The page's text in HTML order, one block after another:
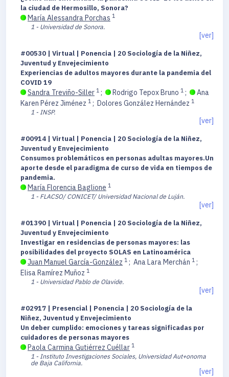
la ciudad de Hermosillo, Sonora?
María Alessandra Porchas 1
1 - Universidad de Sonora.
[ver]
#00530 | Virtual | Ponencia | 20 Sociología de la Niñez,
Juventud y Envejecimiento
Experiencias de adultos mayores durante la pandemia del
COVID 19
Sandra Treviño-Siller 1 ; Rodrigo Tepox Bruno 1 ;
Ana
Karen Pérez Jiménez 1 ; Dolores González Hernández 1
1 - INSP.
[ver]
#00914 | Virtual | Ponencia | 20 Sociología de la Niñez,
Juventud y Envejecimiento
Consumos problemáticos en personas adultas mayores.Un
aporte desde el paradigma de curso de vida en tiempos de
pandemia.
María Florencia Baglione 1
1 - FLACSO/ CONICET/ Universidad Nacional de Luján.
[ver]
#01390 | Virtual | Ponencia | 20 Sociología de la Niñez,
Juventud y Envejecimiento
Investigar en residencias de personas mayores: las
posibilidades del proyecto SOLAS en Latinoamérica
Juan Manuel García-González 1 ; Ana Lara Merchán 1 ;
Elisa Ramírez Muñoz 1
1 - Universidad Pablo de Olavide.
[ver]
#02917 | Presencial | Ponencia | 20 Sociología de la
Niñez, Juventud y Envejecimiento
Un deber cumplido: emociones y tareas significadas por
cuidadores de personas mayores
Paola Carmina Gutiérrez Cuéllar 1
1 - Instituto Investigaciones Sociales, Universidad Aut+onoma
de Baja California.
[ver]